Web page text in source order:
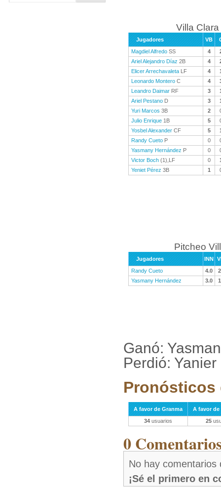
Villa
Jugadores VB
Magdiel Alfredo SS 4
Ariel Alejandro Díaz 2B 4
Elicer Arrechavaleta LF 4
Leonardo Montero C 4
Leandro Daimar RF 3
Ariel Pestano D 3
Yuri Marcos 3B 2
Julio Enrique 1B 5
Yosbel Alexander CF 5
Randy Cueto P 0
Yasmany Hernández P 0
Victor Boch (1),LF 0
Yeniet Pérez 3B 1
Pitcheo
Jugadores INN
Randy Cueto
4.0
Yasmany Hernández
3.0
Ganó:
Perdió:
Pronósticos
A favor de Granma
A favor de
34 usuarios 25
0
No hay comentarios
¡Sé el primero en